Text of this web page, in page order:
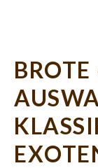
BROTE